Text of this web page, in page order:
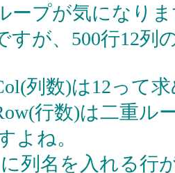
ープが気になり
すが、500行12列
列数)は12って
行数)は二重ル
よね。
列名を入れる行